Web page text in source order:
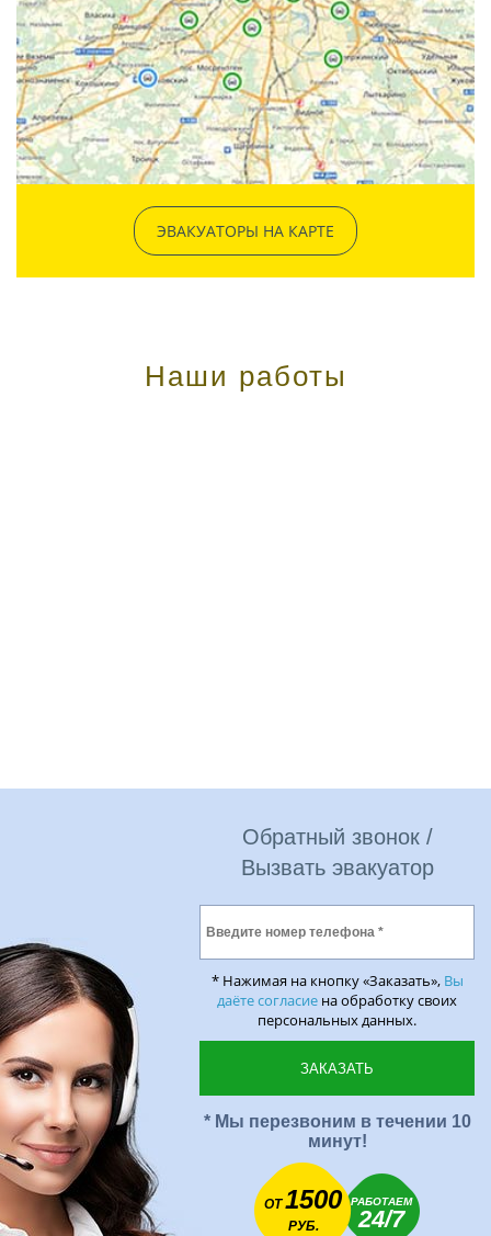
ЭВАКУАТОРЫ НА КАРТЕ
Наши работы
Обратный звонок /
Вызвать эвакуатор
* Нажимая на кнопку «Заказать», Вы
даёте согласие на обработку своих
персональных данных.
* Мы перезвоним в течении 10
минут!
ОТ1500
РУБ.
РАБОТАЕМ
24/7